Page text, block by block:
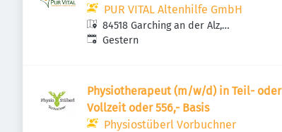
PUR VITAL Altenhilfe GmbH
84518 Garching an der Alz,
Deutschland
Veröffentlicht
Gestern
Physiotherapeut (m/w/d) in Teil- oder
Vollzeit oder 556,- Basis
Physiostüberl Vorbuchner